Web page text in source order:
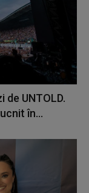
de UNTOLD.
în...